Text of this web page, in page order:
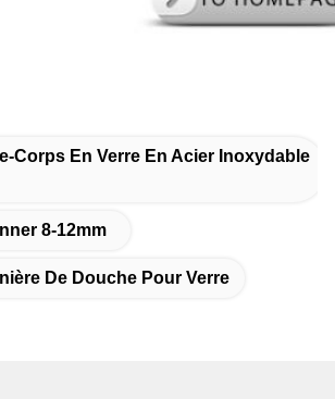
Corps En Verre En Acier Inoxydable
8-12mm
De Douche Pour Verre